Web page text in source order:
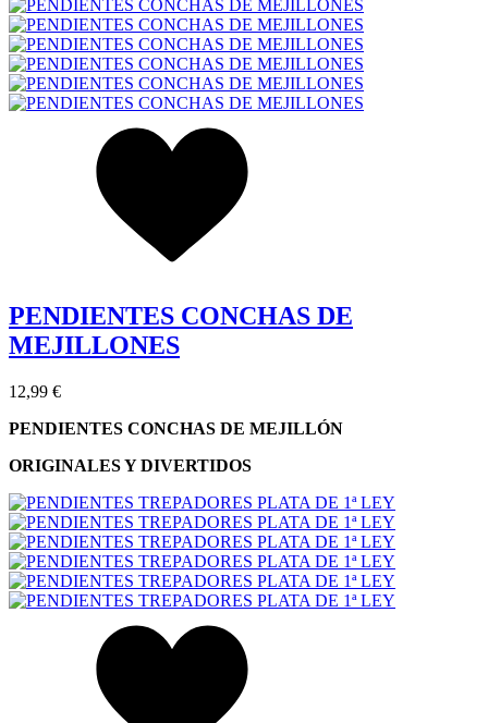
PENDIENTES CONCHAS DE
MEJILLONES
12,99 €
PENDIENTES CONCHAS DE MEJILLÓN
ORIGINALES Y DIVERTIDOS